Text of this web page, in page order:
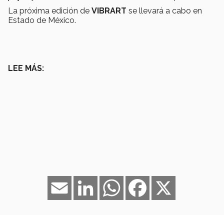
La próxima edición de VIBRART se llevará a cabo en
Estado de México.
LEE MÁS:
Facebook
WhatsApp
LinkedIn
Email